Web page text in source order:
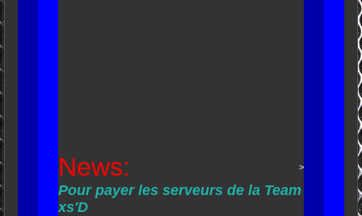
News: >
Pour payer les serveurs de la Team
xs'D